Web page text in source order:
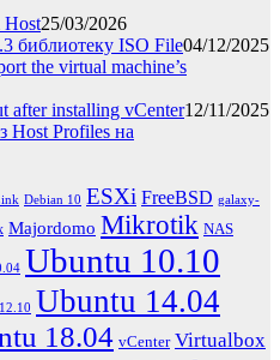
25/03/2026
библиотеку ISO File04/12/2025
the virtual machine’s
after installing vCenter12/11/2025
Host Profiles на
Debian 10 ESXi FreeBSD galaxy-
Majordomo Mikrotik NAS
Ubuntu 10.10
Ubuntu 14.04
18.04 vCenter Virtualbox